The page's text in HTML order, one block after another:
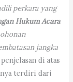
perkara yang
Hukum Acara
jangka
di atas
terdiri dari